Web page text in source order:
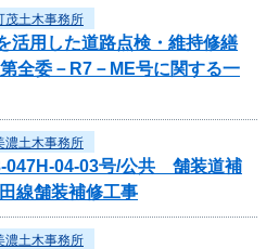
茂土木事務所
活用した道路点検・維持修繕
全委－R7－ME号に関する一
濃土木事務所
047H-04-03号/公共 舗装道補
線舗装補修工事
濃土木事務所